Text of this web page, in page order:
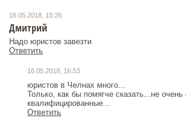
16.05.2018, 15:26
Дмитрий
Надо юристов завезти
Ответить
16.05.2018, 16:53
юристов в Челнах много...
Только, как бы помягче сказать...не
квалифицированные...
Ответить